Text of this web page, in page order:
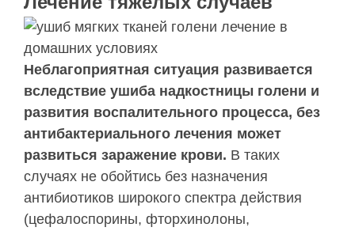
Неблагоприятная ситуация развивается
вследствие ушиба надкостницы голени и
развития воспалительного процесса, без
антибактериального лечения может
развиться заражение крови. В таких
случаях не обойтись без назначения
антибиотиков широкого спектра действия
(цефалоспорины, фторхинолоны,